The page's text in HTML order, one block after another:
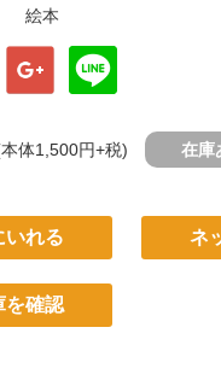
絵本
体1,500円+税) 在庫
いれる ネ
を確認